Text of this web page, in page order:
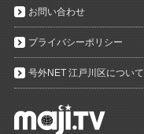
お問い合わせ
プライバシーポリシー
号外NET 江戸川区について